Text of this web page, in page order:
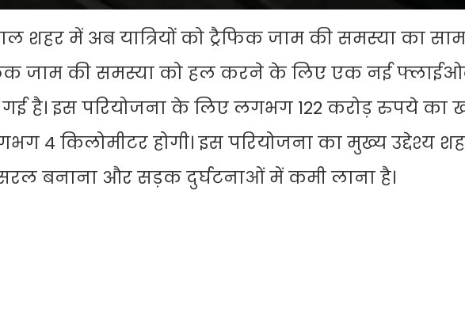
शहर में अब यात्रियों को ट्रैफिक जाम की समस्या का
जाम की समस्या को हल करने के लिए एक नई
है। इस परियोजना के लिए लगभग 122 करोड़ रुपये का
4 किलोमीटर होगी। इस परियोजना का मुख्य उद्देश्य
सरल बनाना और सड़क दुर्घटनाओं में कमी लाना है।